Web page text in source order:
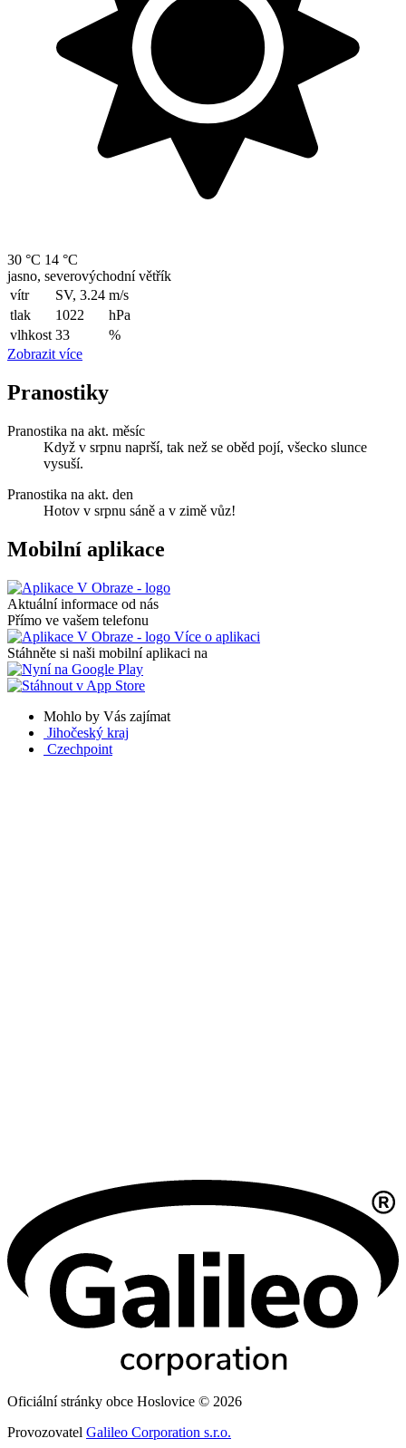
30 °C 14 °C
jasno, severovýchodní větřík
vítr
SV, 3.24 m/s
tlak
1022
hPa
vlhkost 33
%
Zobrazit více
Pranostiky
Pranostika na akt. měsíc
Když v srpnu naprší, tak než se oběd pojí, všecko slunce
vysuší.
Pranostika na akt. den
Hotov v srpnu sáně a v zimě vůz!
Mobilní aplikace
Aktuální informace od nás
Přímo ve vašem telefonu
Více o aplikaci
Stáhněte si naši mobilní aplikaci na
Mohlo by Vás zajímat
Jihočeský kraj
Czechpoint
Oficiální stránky obce Hoslovice © 2026
Provozovatel Galileo Corporation s.r.o.